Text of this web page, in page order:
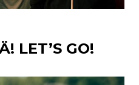
LET’S GO!